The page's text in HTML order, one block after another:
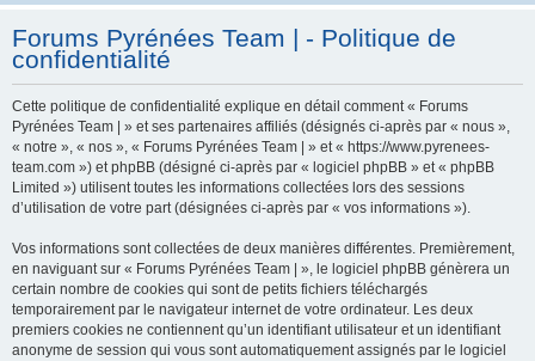
h
Forums Pyrénées Team | - Politique de
confidentialité
Cette politique de confidentialité explique en détail comment « Forums
Pyrénées Team | » et ses partenaires affiliés (désignés ci-après par « nous »,
« notre », « nos », « Forums Pyrénées Team | » et « https://www.pyrenees-
team.com ») et phpBB (désigné ci-après par « logiciel phpBB » et « phpBB
Limited ») utilisent toutes les informations collectées lors des sessions
d’utilisation de votre part (désignées ci-après par « vos informations »).
Vos informations sont collectées de deux manières différentes. Premièrement,
en naviguant sur « Forums Pyrénées Team | », le logiciel phpBB génèrera un
certain nombre de cookies qui sont de petits fichiers téléchargés
temporairement par le navigateur internet de votre ordinateur. Les deux
premiers cookies ne contiennent qu’un identifiant utilisateur et un identifiant
anonyme de session qui vous sont automatiquement assignés par le logiciel